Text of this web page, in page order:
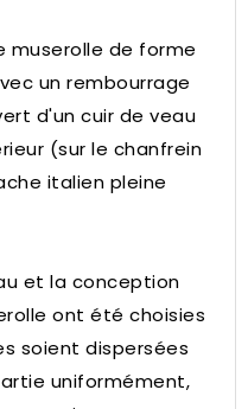
de forme
un rembourrage
d'un cuir de veau
(sur le chanfrein
italien pleine
et la conception
ont été choisies
soient dispersées
uniformément,